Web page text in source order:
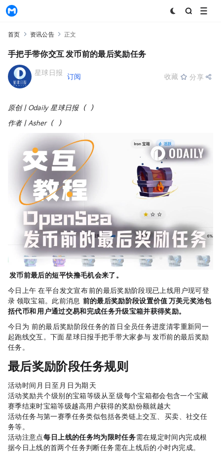
首页 资讯公告 正文
手把手带你交互OpenSea发币前的最后奖励任务
星球日报 +订阅 收藏 分享
原创 | Odaily 星球日报（ ）
作者 | Asher（ ）
OpenSea 发币前最后的“短平快”撸毛机会来了。
今日上午，OpenSea 在 X 平台发文宣布，TGE 前的最后奖励阶段现已上线，用户现可登
录 OpenSea 领取宝箱。此前消息， OpenSea TGE 前的最后奖励阶段设置价值 100 万美元奖池，包
括代币和，用户通过交易和完成任务升级宝箱并获得奖励。
今日为 OpenSea TGE 前的最后奖励阶段任务的首日，全员任务进度清零，重新同一
起跑线交互。下面，Odaily星球日报手把手带大家参与 OpenSea 发币前的最后奖励
任务。
最后奖励阶段任务规则
活动时间：9 月 16 日至 10 月 15 日，为期 30 天；
活动奖励：共 12 个级别的宝箱，等级从 1 至 12 级，每个宝箱都会包含一个宝藏，
赛季结束时宝箱等级越高，用户获得的奖励份额就越大；
活动任务：与第一赛季任务类似，包括各类链上交互、 买卖、社交任
务等。
活动注意点：每日上线的任务均为限时任务，需在规定时间内完成，根
据今日上线的首两个任务判断，任务需在上线后的 24 小时内完成。